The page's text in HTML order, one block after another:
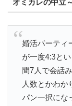
オミカレの中立
婚活パーティ
が一度4:3と
間7人で会話
人数とかわか
パン一択にな